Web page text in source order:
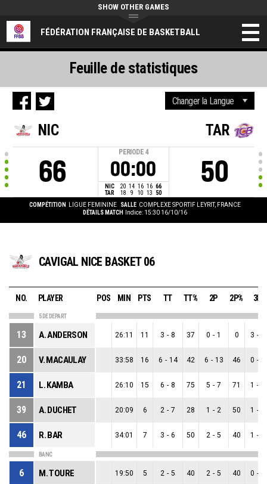
FÉDÉRATION FRANÇAISE DE BASKETBALL
SHOW OTHER GAMES
NIC
66
PERIODE 4
00:00
NIC 20 14 16 16 66
TAR
18 9 10 13 50
TAR
50
COMPÉTITION LIGUE FEMININE SALLE COMPLEXE SPORTIF LEYRIT, FRANCE
DÉTAILS MATCH
Indice: 15:30 16/10/16
Feuille de statistiques
CAVIGAL NICE BASKET 06
NO. PLAYER POS MIN PTS TT TT% 2P 2P% 3P
5 DE DEPART
13 A. ANDERSON 26:11 11 3 - 8 37 0 - 1 0 3 -
20 V. MACAULAY 33:58 16 6 - 14 42 6 - 13 46 0 -
21 L. KAMBA 26:10 15 6 - 8 75 5 - 7 71 1 -
39 A. DUCHET 20:09 6 2 - 7 28 1 - 2 50 1 -
46 R. BAR 34:01 7 3 - 6 50 2 - 5 40 1 -
BANC
6 M. TOURE 19:50 5 2 - 5 40 2 - 5 40 0 -